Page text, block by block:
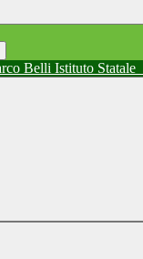
Istituto Statale